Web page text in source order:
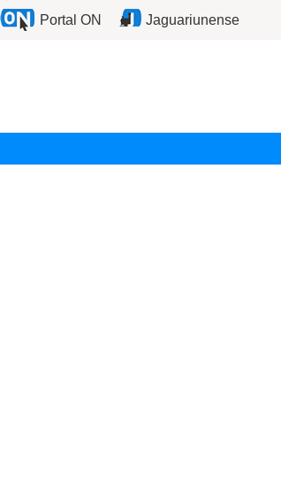
Portal ON Jaguariunense